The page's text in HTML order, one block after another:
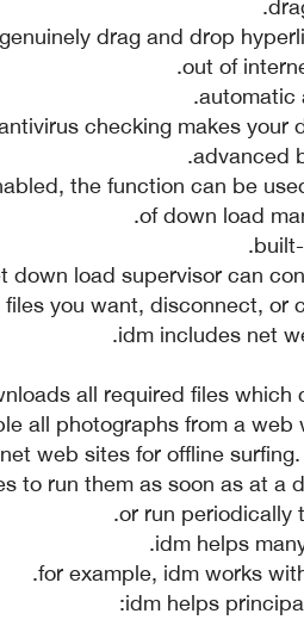
drag and drop
out of
checking makes your
the function can be
of down load
down load supervisor can
you want, disconnect, or
all required files
all photographs from a
web sites for offline
to run them as soon as at
or run periodically
for example, idm works